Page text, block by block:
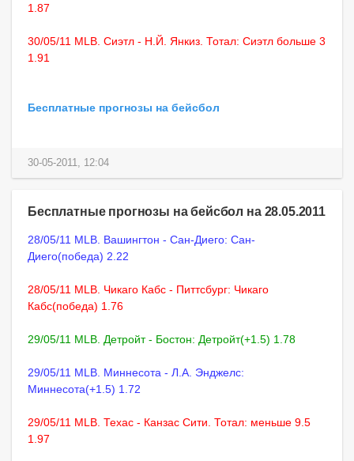
1.87
30/05/11 MLB. Сиэтл - Н.Й. Янкиз. Тотал: Сиэтл больше 3
1.91
Бесплатные прогнозы на бейсбол
30-05-2011, 12:04
Бесплатные прогнозы на бейсбол на 28.05.2011
28/05/11 MLB. Вашингтон - Сан-Диего: Сан-
Диего(победа) 2.22
28/05/11 MLB. Чикаго Кабс - Питтсбург: Чикаго
Кабс(победа) 1.76
29/05/11 MLB. Детройт - Бостон: Детройт(+1.5) 1.78
29/05/11 MLB. Миннесота - Л.А. Энджелс:
Миннесота(+1.5) 1.72
29/05/11 MLB. Техас - Канзас Сити. Тотал: меньше 9.5
1.97